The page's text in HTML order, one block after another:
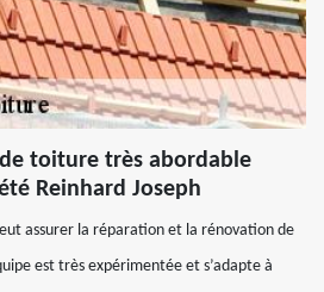
toiture très abordable
Reinhard Joseph
assurer la réparation et la rénovation de
est très expérimentée et s’adapte à